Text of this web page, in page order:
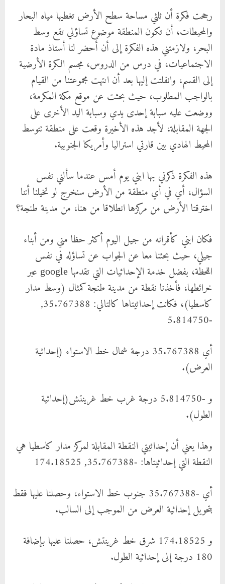
رجحت فكرة أن ثلثي مساحة سطح الأرض تغطيها مياه البحار
والمحيطات، أن تكون المنطقة موضوع تساؤلي تقع وسط
البحر، ولازمتني هذه الفكرة إلى أن أحضر لنا أستاذ مادة
الاجتماعيات، في درس من الدروس، مجسم الكرة الأرضية
إلى القسم، وانفلتت إليها بعد أن انتهت مجموعتنا من القيام
بالواجب المطلوب، حيث بحثت عن موقع مكة المكرمة،
ووضعت عليه سبابة إحدى يدي وسبابة اليد الأخرى على
الجهة المقابلة، لأجد هذه الأخيرة وقعت على منطقة تتوسط
المحيط الهادي بين قارتي استراليا وأمريكا الجنوبية.
هذه الفكرة ذكرني بها ابني يوم أمس عندما سألني نفس
السؤال، أي في أي منطقة من الأرض سنخرج لو تخيلنا أننا
اخترقتا الأرض من مركزها انطلاقا من هنا، من مدينة طنجة؟
فكان ابني كأقرانه من جيل اليوم أكثر حظا مني ومن أبناء
جيلي، حيث بحثنا معا عن الجواب عن تساؤله في نفس
اللحظة، بفضل خدمة الإحداثيات التي تقدمها google عبر
خرائطها، فأخذنا نقطة من مدينة طنجة كمثال (وسط مدار
كاسطيا)، فكانت إحداثيتاها كالتالي: 35.767388,
-5.814750
أي 35.767388 درجة شمال خط الاستواء (إحداثية
العرض).
و -5.814750 درجة غرب خط غرينتش(إحداثية
الطول).
وهذا يعني أن إحداثيتي النقطة المقابلة لمركز مدار كاسطيا هي
النقطة التي إحداثيتاها: -35.767388, 174.18525
أي -35.767388 جنوب خط الاستواء، وحصلنا عليها فقط
بتحويل إحداثية العرض من الموجب إلى السالب.
و 174.18525 شرق خط غرينتش، حصلنا عليها بإضافة
180 درجة إلى إحداثية الطول.